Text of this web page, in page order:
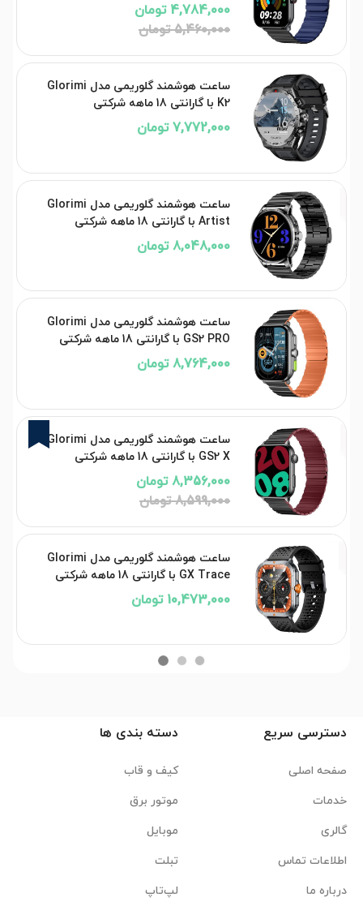
4,784,000 تومان
5,460,000 تومان
ساعت هوشمند گلوریمی مدل Glorimi
K2 با گارانتی 18 ماهه شرکتی
7,772,000 تومان
ساعت هوشمند گلوریمی مدل Glorimi
Artist با گارانتی 18 ماهه شرکتی
8,048,000 تومان
ساعت هوشمند گلوریمی مدل Glorimi
GS2 PRO با گارانتی 18 ماهه شرکتی
8,764,000 تومان
3%
ساعت هوشمند گلوریمی مدل Glorimi
GS2 X با گارانتی 18 ماهه شرکتی
8,356,000 تومان
8,599,000 تومان
ساعت هوشمند گلوریمی مدل Glorimi
GX Trace با گارانتی 18 ماهه شرکتی
10,473,000 تومان
دسترسی سریع
صفحه اصلی
خدمات
گالری
اطلاعات تماس
درباره ما
دسته بندی ها
کیف و قاب
موتور برق
موبایل
تبلت
لپ‌تاپ